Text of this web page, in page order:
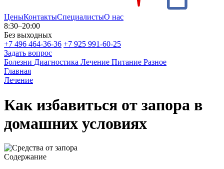
ЦеныКонтактыСпециалистыО нас
8:30–20:00
Без выходных
+7 496 464-36-36 +7 925 991-60-25
Задать вопрос
Болезни Диагностика Лечение Питание Разное
Главная
Лечение
Как избавиться от запора в
домашних условиях
Содержание